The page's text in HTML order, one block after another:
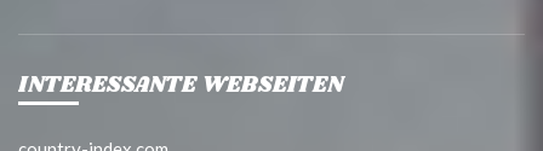
INTERESSANTE WEBSEITEN